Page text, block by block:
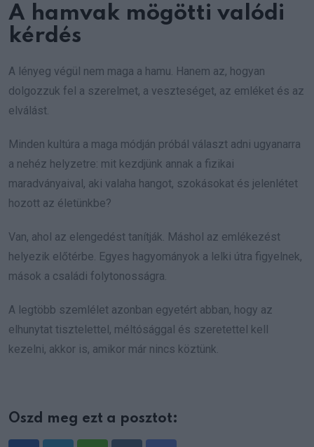
A hamvak mögötti valódi
kérdés
A lényeg végül nem maga a hamu. Hanem az, hogyan
dolgozzuk fel a szerelmet, a veszteséget, az emléket és az
elválást.
Minden kultúra a maga módján próbál választ adni ugyanarra
a nehéz helyzetre: mit kezdjünk annak a fizikai
maradványaival, aki valaha hangot, szokásokat és jelenlétet
hozott az életünkbe?
Van, ahol az elengedést tanítják. Máshol az emlékezést
helyezik előtérbe. Egyes hagyományok a lelki útra figyelnek,
mások a családi folytonosságra.
A legtöbb szemlélet azonban egyetért abban, hogy az
elhunytat tisztelettel, méltósággal és szeretettel kell
kezelni, akkor is, amikor már nincs köztünk.
Oszd meg ezt a posztot: